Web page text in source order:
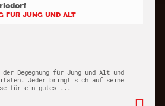
FÜR JUNG UND ALT
Begegnung für Jung und Alt und
Jeder bringt sich auf seine
für ein gutes ...